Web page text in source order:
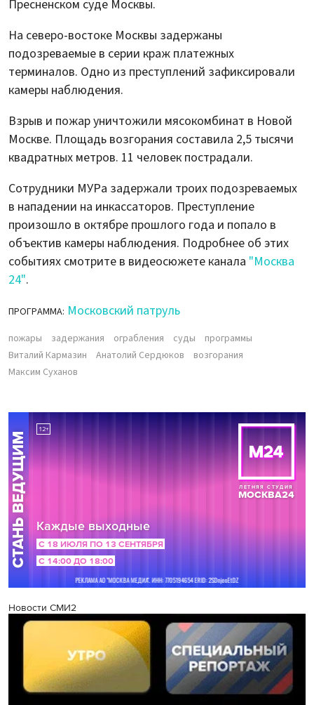
Пресненском суде Москвы.
На северо-востоке Москвы задержаны
подозреваемые в серии краж платежных
терминалов. Одно из преступлений зафиксировали
камеры наблюдения.
Взрыв и пожар уничтожили мясокомбинат в Новой
Москве. Площадь возгорания составила 2,5 тысячи
квадратных метров. 11 человек пострадали.
Сотрудники МУРа задержали троих подозреваемых
в нападении на инкассаторов. Преступление
произошло в октябре прошлого года и попало в
объектив камеры наблюдения. Подробнее об этих
событиях смотрите в видеосюжете канала "Москва
24".
ПРОГРАММА: Московский патруль
пожары задержания ограбления суды
программы
Виталий Кармазин
Анатолий Сердюков
возгорания
Максим Суханов
Новости СМИ2